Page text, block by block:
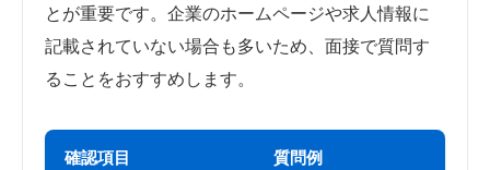
とが重要です。企業のホームページや求人情報に
記載されていない場合も多いため、面接で質問す
ることをおすすめします。
確認項目 質問例